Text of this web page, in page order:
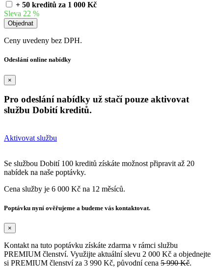
+ 50 kreditů za 1 000 Kč
Sleva 22 %
Ceny uvedeny bez DPH.
Odeslání online nabídky
×
Pro odeslání nabídky už stačí pouze aktivovat
službu Dobití kreditů.
Aktivovat službu
Se službou Dobití 100 kreditů získáte možnost připravit až 20
nabídek na naše poptávky.
Cena služby je 6 000 Kč na 12 měsíců.
Poptávku nyní ověřujeme a budeme vás kontaktovat.
×
Kontakt na tuto poptávku získáte zdarma v rámci službu
PREMIUM členství. Využijte aktuální slevu 2 000 Kč a objednejte
si PREMIUM členství za 3 990 Kč, původní cena 5 990 Kč.